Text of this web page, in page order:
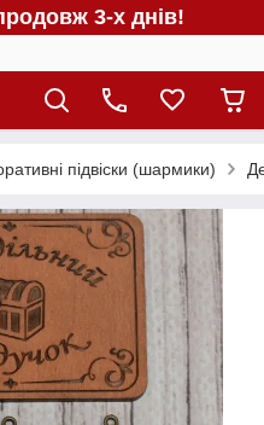
3-х днів!
підвіски (шармики)